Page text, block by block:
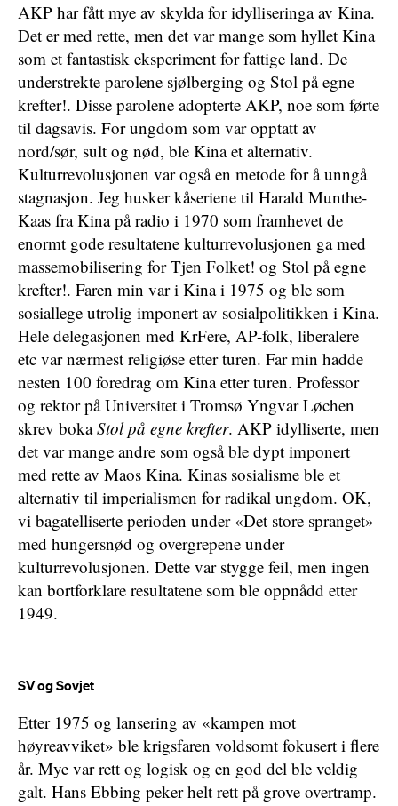
AKP har fått mye av skylda for idylliseringa av Kina.
Det er med rette, men det var mange som hyllet Kina
som et fantastisk eksperiment for fattige land. De
understrekte parolene sjølberging og Stol på egne
krefter!. Disse parolene adopterte AKP, noe som førte
til dagsavis. For ungdom som var opptatt av
nord/sør, sult og nød, ble Kina et alternativ.
Kulturrevolusjonen var også en metode for å unngå
stagnasjon. Jeg husker kåseriene til Harald Munthe-
Kaas fra Kina på radio i 1970 som framhevet de
enormt gode resultatene kulturrevolusjonen ga med
massemobilisering for Tjen Folket! og Stol på egne
krefter!. Faren min var i Kina i 1975 og ble som
sosiallege utrolig imponert av sosialpolitikken i Kina.
Hele delegasjonen med KrFere, AP-folk, liberalere
etc var nærmest religiøse etter turen. Far min hadde
nesten 100 foredrag om Kina etter turen. Professor
og rektor på Universitet i Tromsø Yngvar Løchen
skrev bokaStol på egne krefter. AKP idylliserte, men
det var mange andre som også ble dypt imponert
med rette av Maos Kina. Kinas sosialisme ble et
alternativ til imperialismen for radikal ungdom. OK,
vi bagatelliserte perioden under «Det store spranget»
med hungersnød og overgrepene under
kulturrevolusjonen. Dette var stygge feil, men ingen
kan bortforklare resultatene som ble oppnådd etter
1949.
SV og Sovjet
Etter 1975 og lansering av «kampen mot
høyreavviket» ble krigsfaren voldsomt fokusert i flere
år. Mye var rett og logisk og en god del ble veldig
galt. Hans Ebbing peker helt rett på grove overtramp.